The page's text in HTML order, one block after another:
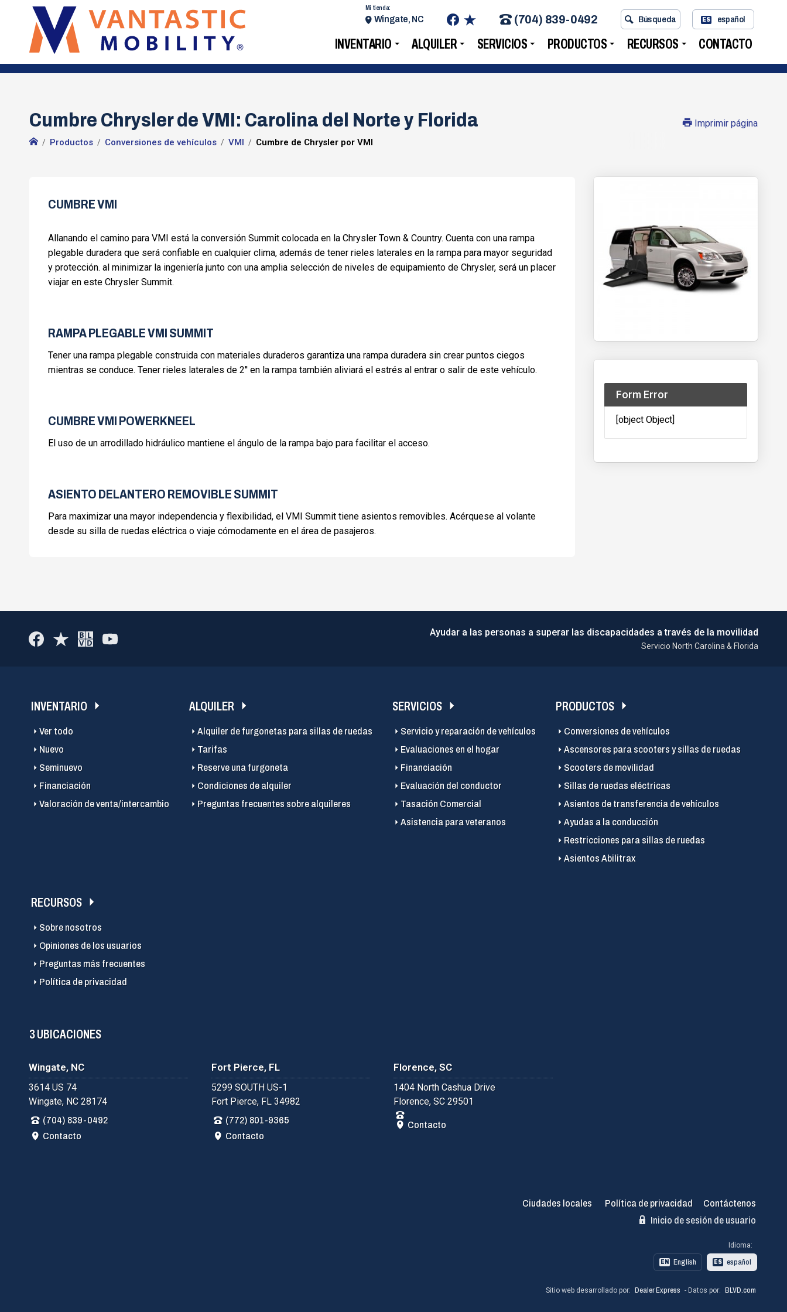
INVENTARIO ALQUILER SERVICIOS PRODUCTOS RECURSOS CONTACTO
Mi tienda:
Wingate, NC (704) 839-0492 Búsqueda ES español
Cumbre Chrysler de VMI: Carolina del Norte y Florida
Productos Conversiones de vehículos VMI Cumbre de Chrysler por VMI
Imprimir página
CUMBRE VMI
Allanando el camino para VMI está la conversión Summit colocada en la Chrysler Town & Country. Cuenta con una rampa
plegable duradera que será confiable en cualquier clima, además de tener rieles laterales en la rampa para mayor seguridad
y protección. al minimizar la ingeniería junto con una amplia selección de niveles de equipamiento de Chrysler, será un placer
viajar en este Chrysler Summit.
RAMPA PLEGABLE VMI SUMMIT
Tener una rampa plegable construida con materiales duraderos garantiza una rampa duradera sin crear puntos ciegos
mientras se conduce. Tener rieles laterales de 2'' en la rampa también aliviará el estrés al entrar o salir de este vehículo.
CUMBRE VMI POWERKNEEL
El uso de un arrodillado hidráulico mantiene el ángulo de la rampa bajo para facilitar el acceso.
ASIENTO DELANTERO REMOVIBLE SUMMIT
Para maximizar una mayor independencia y flexibilidad, el VMI Summit tiene asientos removibles. Acérquese al volante
desde su silla de ruedas eléctrica o viaje cómodamente en el área de pasajeros.
Form Error
[object Object]
Ayudar a las personas a superar las discapacidades a través de la movilidad
Servicio North Carolina & Florida
INVENTARIO
Ver todo
Nuevo
Seminuevo
Financiación
Valoración de venta/intercambio
ALQUILER
Alquiler de furgonetas para sillas de ruedas
Tarifas
Reserve una furgoneta
Condiciones de alquiler
Preguntas frecuentes sobre alquileres
SERVICIOS
Servicio y reparación de vehículos
Evaluaciones en el hogar
Financiación
Evaluación del conductor
Tasación Comercial
Asistencia para veteranos
PRODUCTOS
Conversiones de vehículos
Ascensores para scooters y sillas de ruedas
Scooters de movilidad
Sillas de ruedas eléctricas
Asientos de transferencia de vehículos
Ayudas a la conducción
Restricciones para sillas de ruedas
Asientos Abilitrax
RECURSOS
Sobre nosotros
Opiniones de los usuarios
Preguntas más frecuentes
Política de privacidad
3 UBICACIONES
Wingate, NC
3614 US 74
Wingate, NC 28174
(704) 839-0492
Contacto
Fort Pierce, FL
5299 SOUTH US-1
Fort Pierce, FL 34982
(772) 801-9365
Contacto
Florence, SC
1404 North Cashua Drive
Florence, SC 29501
Contacto
Ciudades locales Política de privacidad
Contáctenos
Inicio de sesión de usuario
Idioma:
EN English ES español
Sitio web desarrollado por: Dealer Express - Datos por: BLVD.com